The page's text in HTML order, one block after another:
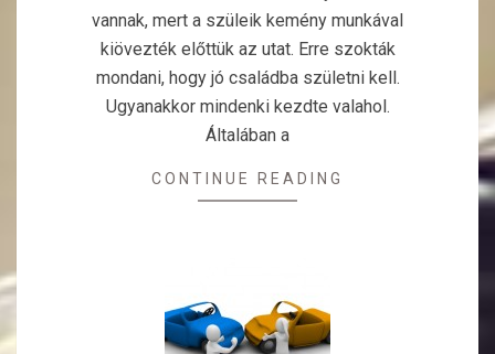
vannak, mert a szüleik kemény munkával
kiövezték előttük az utat. Erre szokták
mondani, hogy jó családba születni kell.
Ugyanakkor mindenki kezdte valahol.
Általában a
CONTINUE READING